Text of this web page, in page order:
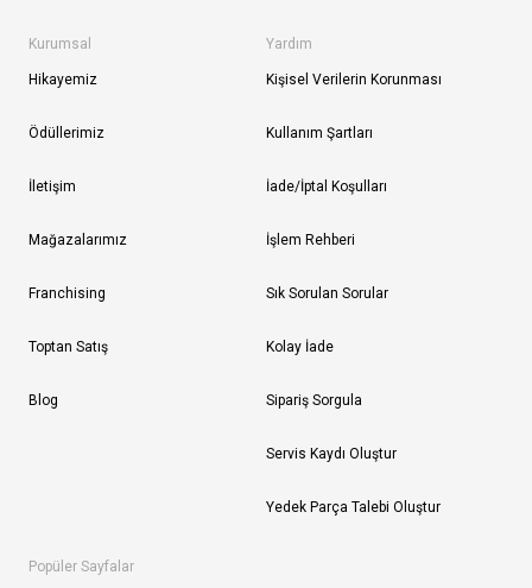
Kurumsal
Hikayemiz
Ödüllerimiz
İletişim
Mağazalarımız
Franchising
Toptan Satış
Blog
Yardım
Kişisel Verilerin Korunması
Kullanım Şartları
İade/İptal Koşulları
İşlem Rehberi
Sık Sorulan Sorular
Kolay İade
Sipariş Sorgula
Servis Kaydı Oluştur
Yedek Parça Talebi Oluştur
Popüler Sayfalar